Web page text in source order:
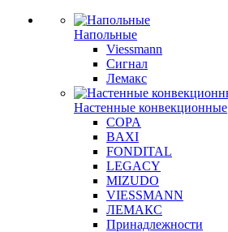
Напольные
Viessmann
Сигнал
Лемакс
Настенные конвекционные
COPA
BAXI
FONDITAL
LEGACY
MIZUDO
VIESSMANN
ЛЕМАКС
Принадлежности